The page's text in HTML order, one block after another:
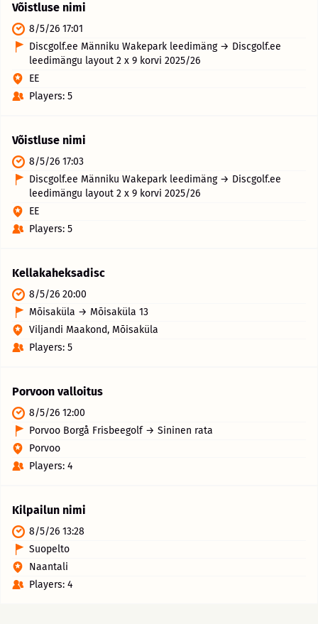
Võistluse nimi
8/5/26 17:01
Discgolf.ee Männiku Wakepark leedimäng → Discgolf.ee
leedimängu layout 2 x 9 korvi 2025/26
EE
Players: 5
Võistluse nimi
8/5/26 17:03
Discgolf.ee Männiku Wakepark leedimäng → Discgolf.ee
leedimängu layout 2 x 9 korvi 2025/26
EE
Players: 5
Kellakaheksadisc
8/5/26 20:00
Mõisaküla → Mõisaküla 13
Viljandi Maakond, Mõisaküla
Players: 5
Porvoon valloitus
8/5/26 12:00
Porvoo Borgå Frisbeegolf → Sininen rata
Porvoo
Players: 4
Kilpailun nimi
8/5/26 13:28
Suopelto
Naantali
Players: 4